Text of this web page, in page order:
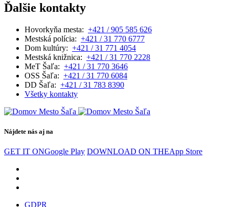
Ďalšie kontakty
Hovorkyňa mesta: +421 / 905 585 626
Mestská polícia: +421 / 31 770 6777
Dom kultúry: +421 / 31 771 4054
Mestská knižnica: +421 / 31 770 2228
MeT Šaľa: +421 / 31 770 3646
OSS Šaľa: +421 / 31 770 6084
DD Šaľa: +421 / 31 783 8390
Všetky kontakty
Nájdete nás aj na
GET IT ONGoogle Play DOWNLOAD ON THEApp Store
GDPR